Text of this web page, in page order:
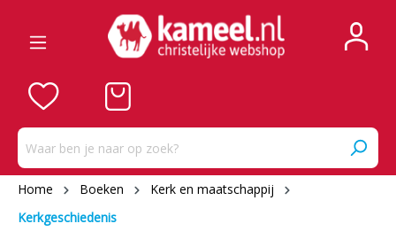
Home Boeken
Kerk en maatschappij
Kerkgeschiedenis